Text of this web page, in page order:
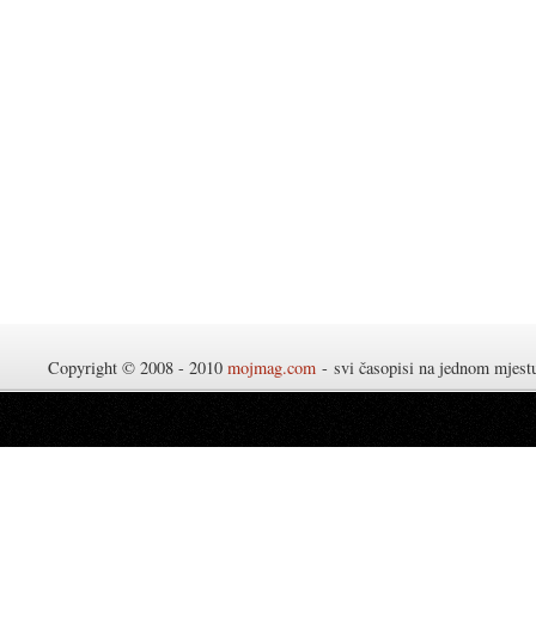
Copyright © 2008 - 2010 mojmag.com - svi časopisi na jednom